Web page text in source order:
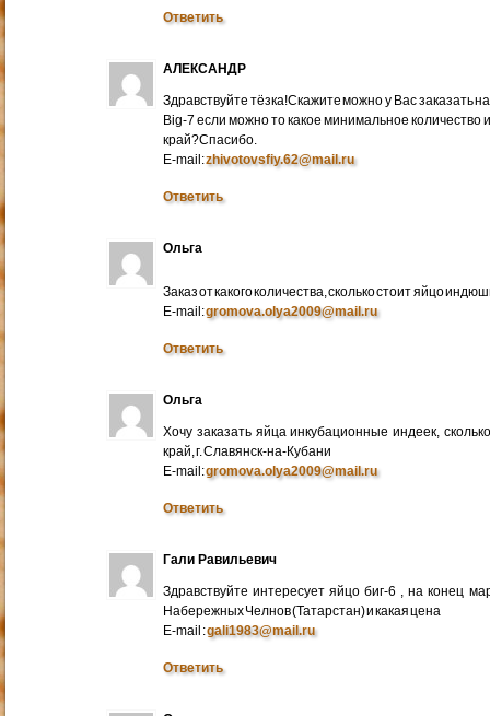
Ответить
АЛЕКСАНДР
Здравствуйте тёзка!Скажите можно у Вас заказать
Big-7 если можно то какое минимальное количество
край?Спасибо.
E-mail:zhivotovsfiy.62@mail.ru
Ответить
Ольга
Заказ от какого количества, сколько стоит яйцо
E-mail:gromova.olya2009@mail.ru
Ответить
Ольга
Хочу заказать яйца инкубационные индеек,
край, г. Славянск-на-Кубани
E-mail:gromova.olya2009@mail.ru
Ответить
Гали Равильевич
Здравствуйте интересует яйцо биг-6 , на конец
Набережных Челнов (Татарстан) и какая цена
E-mail :gali1983@mail.ru
Ответить